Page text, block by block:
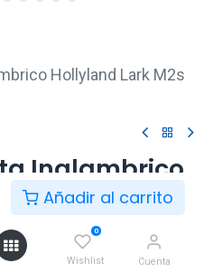
Añadir al carrito
0
Wishlist Cuenta
Hollyland Lark M2s
Inalambrico
Tipo C